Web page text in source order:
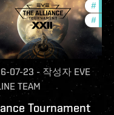
#
#
07-23 - 작성자 EVE
TEAM
Tournament